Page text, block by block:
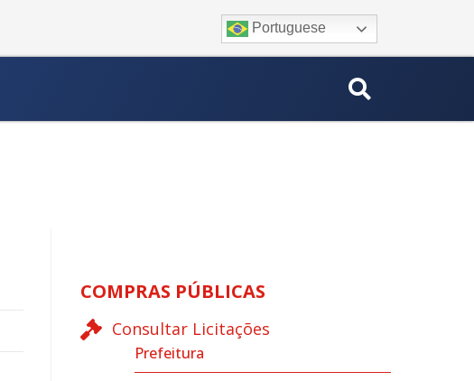
Portuguese
COMPRAS PÚBLICAS
Consultar Licitações
Prefeitura